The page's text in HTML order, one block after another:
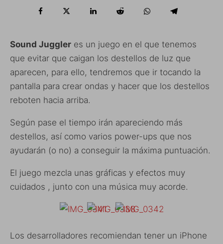
Sound Juggler es un juego en el que tenemos
que evitar que caigan los destellos de luz que
aparecen, para ello, tendremos que ir tocando la
pantalla para crear ondas y hacer que los destellos
reboten hacia arriba.
Según pase el tiempo irán apareciendo más
destellos, así como varios power-ups que nos
ayudarán (o no) a conseguir la máxima puntuación.
El juego mezcla unas gráficas y efectos muy
cuidados , junto con una música muy acorde.
Los desarrolladores recomiendan tener un iPhone